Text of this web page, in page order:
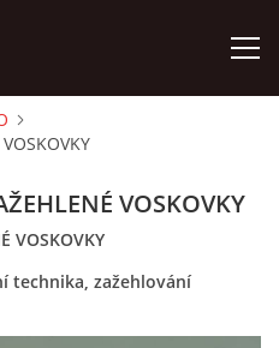
VOSKOVKY
VOSKOVKY
technika, zažehlování